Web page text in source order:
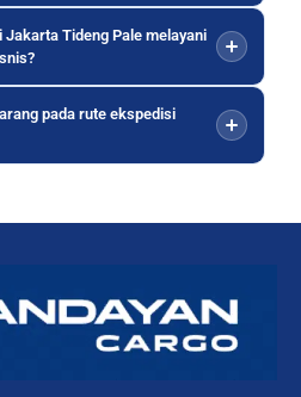
Tideng Pale melayani
pada rute ekspedisi